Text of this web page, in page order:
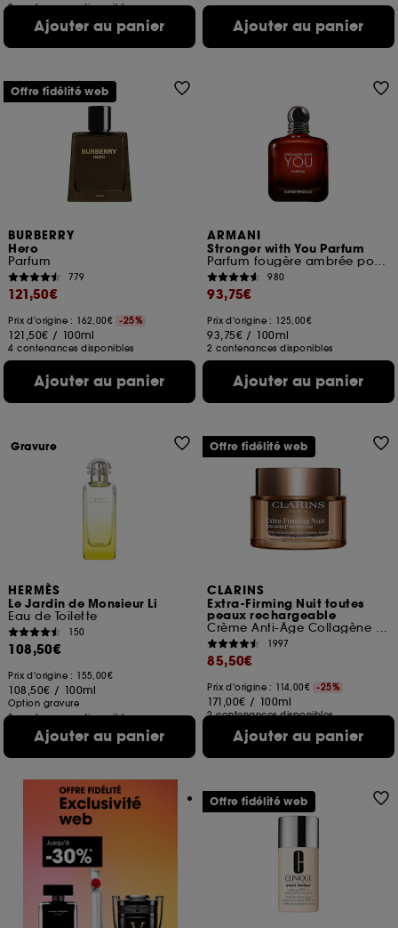
2 contenances disponibles
Ajouter au panier Ajouter au panier
BURBERRY
Hero
Parfum
779
121,50€
Prix d'origine : 162,00€ -25%
121,50€ / 100ml
4 contenances disponibles
Ajouter au panier
Offre fidélité web
ARMANI
Stronger with You Parfum
Parfum fougère ambrée pour homme
980
93,75€
Prix d'origine : 125,00€
93,75€ / 100ml
2 contenances disponibles
Ajouter au panier
HERMÈS
Le Jardin de Monsieur Li
Eau de Toilette
150
108,50€
Prix d'origine : 155,00€
108,50€ / 100ml
Option gravure
3 contenances disponibles
Ajouter au panier
Gravure
CLARINS
Extra-Firming Nuit toutes
peaux rechargeable
Crème Anti-Âge Collagène fermeté
1997
85,50€
Prix d'origine : 114,00€ -25%
171,00€ / 100ml
2 contenances disponibles
Ajouter au panier
Offre fidélité web
Offre fidélité web